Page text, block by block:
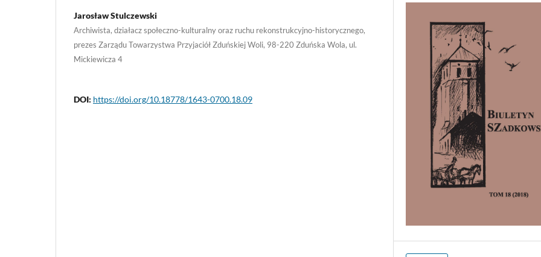
Jarosław Stulczewski
Archiwista, działacz społeczno-kulturalny oraz ruchu rekonstrukcyjno-historycznego,
prezes Zarządu Towarzystwa Przyjaciół Zduńskiej Woli, 98-220 Zduńska Wola, ul.
Mickiewicza 4
DOI: https://doi.org/10.18778/1643-0700.18.09